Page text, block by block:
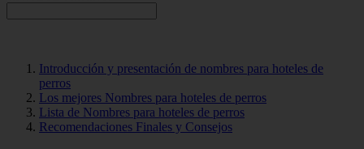
Introducción y presentación de nombres para hoteles de
perros
Los mejores Nombres para hoteles de perros
Lista de Nombres para hoteles de perros
Recomendaciones Finales y Consejos